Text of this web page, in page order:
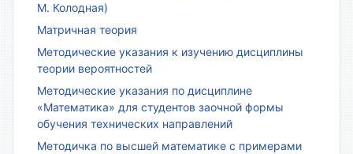
М. Колодная)
Матричная теория
Методические указания к изучению дисциплины
теории вероятностей
Методические указания по дисциплине
«Математика» для студентов заочной формы
обучения технических направлений
Методичка по высшей математике с примерами